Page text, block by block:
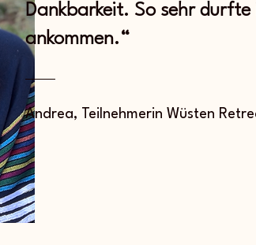
Dankbarkeit. So sehr durfte
ankommen.“
Andrea, Teilnehmerin Wüsten